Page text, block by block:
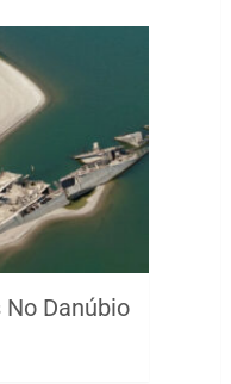
Danúbio